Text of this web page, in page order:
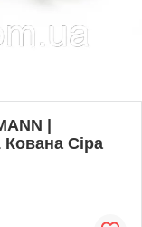
|
Кована Сіра